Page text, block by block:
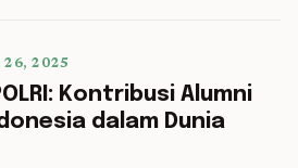
5 min read
26, 2025
Kontribusi Alumni
dalam Dunia